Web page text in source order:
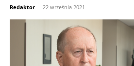
Redaktor - 22 września 2021